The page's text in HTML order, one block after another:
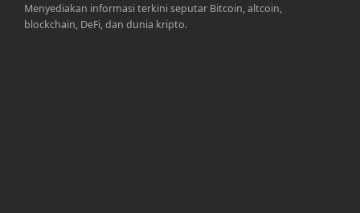
Menyediakan informasi terkini seputar Bitcoin, altcoin,
blockchain, DeFi, dan dunia kripto.